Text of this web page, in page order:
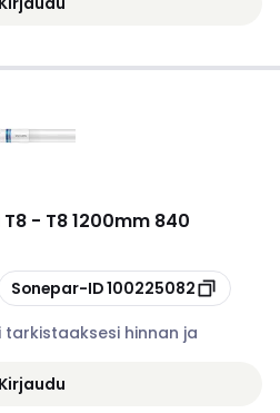
- T8 1200mm 840
Sonepar-ID100225082
hinnan ja
Kirjaudu